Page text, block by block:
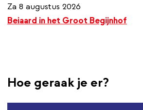
Za 8 augustus 2026
Beiaard in het Groot Begijnhof
Hoe geraak je er?